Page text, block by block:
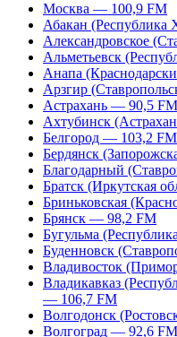
Москва — 100,9 FM
Абакан
Александровское
Альметьевск
Анапа
Арзгир
Астрахань — 90,5 FM
Ахтубинск
Белгород — 103,2 FM
Бердянск
Благодарный
Братск (Иркутская
Бриньковская
Брянск — 98,2 FM
Бугульма
Буденновск
Владивосток
Владикавказ
— 106,7 FM
Волгодонск
Волгоград — 92,6 FM